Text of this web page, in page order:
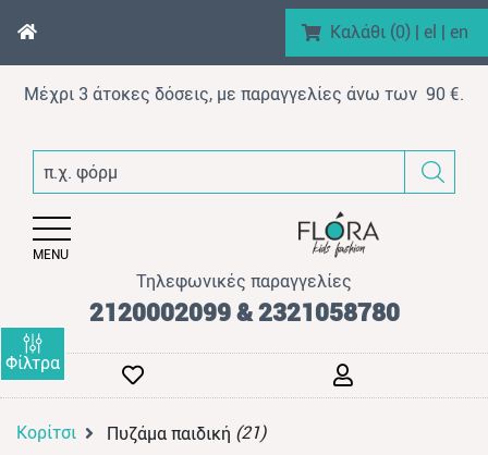
Καλάθι (0) | el | en
(Κορίτσι)
(Βρεφικό)
(AΞEΣOYAP)
(Brand)
(Προϊόντα)
Μέχρι 3 άτοκες δόσεις, με παραγγελίες άνω των 90 €.
π.χ. φόρμα βελ
MENU
Τηλεφωνικές παραγγελίες
2120002099 & 2321058780
Κορίτσι Πυζάμα παιδική (21)
Φίλτρα